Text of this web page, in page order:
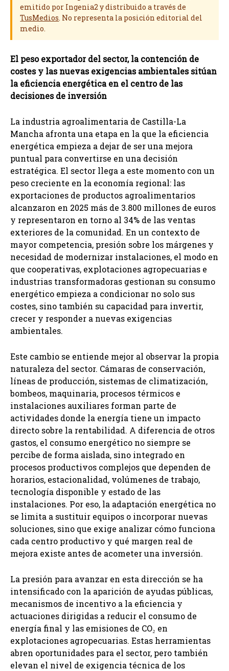
emitido por Ingenia2 y distribuido a través de
TusMedios. No representa la posición editorial del
medio.
El peso exportador del sector, la contención de
costes y las nuevas exigencias ambientales sitúan
la eficiencia energética en el centro de las
decisiones de inversión
La industria agroalimentaria de Castilla-La
Mancha afronta una etapa en la que la eficiencia
energética empieza a dejar de ser una mejora
puntual para convertirse en una decisión
estratégica. El sector llega a este momento con un
peso creciente en la economía regional: las
exportaciones de productos agroalimentarios
alcanzaron en 2025 más de 3.800 millones de euros
y representaron en torno al 34% de las ventas
exteriores de la comunidad. En un contexto de
mayor competencia, presión sobre los márgenes y
necesidad de modernizar instalaciones, el modo en
que cooperativas, explotaciones agropecuarias e
industrias transformadoras gestionan su consumo
energético empieza a condicionar no solo sus
costes, sino también su capacidad para invertir,
crecer y responder a nuevas exigencias
ambientales.
Este cambio se entiende mejor al observar la propia
naturaleza del sector. Cámaras de conservación,
líneas de producción, sistemas de climatización,
bombeos, maquinaria, procesos térmicos e
instalaciones auxiliares forman parte de
actividades donde la energía tiene un impacto
directo sobre la rentabilidad. A diferencia de otros
gastos, el consumo energético no siempre se
percibe de forma aislada, sino integrado en
procesos productivos complejos que dependen de
horarios, estacionalidad, volúmenes de trabajo,
tecnología disponible y estado de las
instalaciones. Por eso, la adaptación energética no
se limita a sustituir equipos o incorporar nuevas
soluciones, sino que exige analizar cómo funciona
cada centro productivo y qué margen real de
mejora existe antes de acometer una inversión.
La presión para avanzar en esta dirección se ha
intensificado con la aparición de ayudas públicas,
mecanismos de incentivo a la eficiencia y
actuaciones dirigidas a reducir el consumo de
energía final y las emisiones de CO₂ en
explotaciones agropecuarias. Estas herramientas
abren oportunidades para el sector, pero también
elevan el nivel de exigencia técnica de los